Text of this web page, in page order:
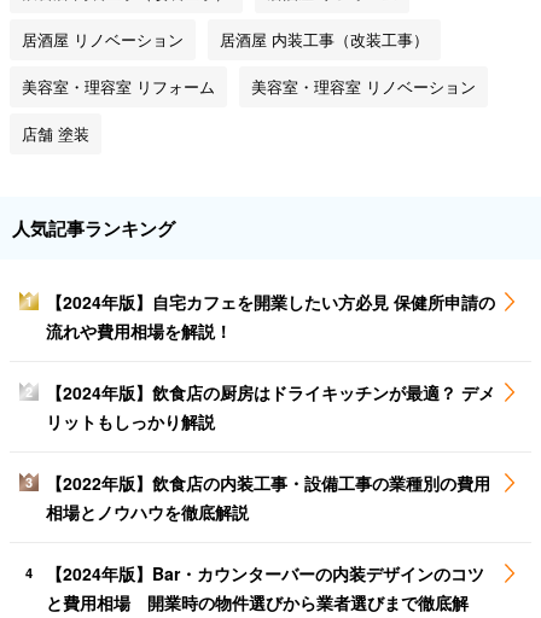
居酒屋 リノベーション 居酒屋 内装工事（改装工事）
美容室・理容室 リフォーム 美容室・理容室 リノベーション
店舗 塗装
人気記事ランキング
1
【2024年版】自宅カフェを開業したい方必見 保健所申請の
流れや費用相場を解説！
2
【2024年版】飲食店の厨房はドライキッチンが最適？ デメ
リットもしっかり解説
3
【2022年版】飲食店の内装工事・設備工事の業種別の費用
相場とノウハウを徹底解説
4
【2024年版】Bar・カウンターバーの内装デザインのコツ
と費用相場 開業時の物件選びから業者選びまで徹底解